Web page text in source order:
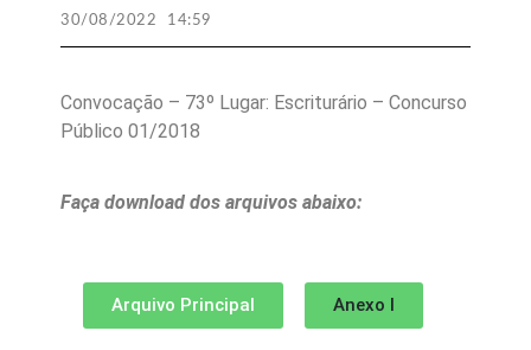
30/08/2022 14:59
Convocação – 73º Lugar: Escriturário – Concurso
Público 01/2018
Faça download dos arquivos abaixo:
Arquivo Principal Anexo I